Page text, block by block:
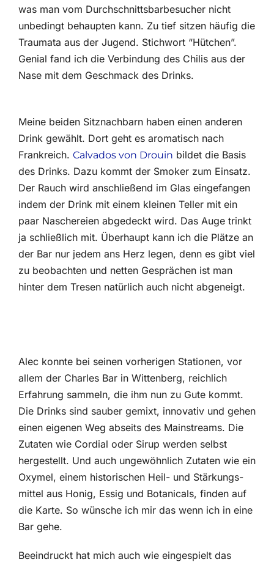
was man vom Durchschnittsbarbesucher nicht
unbedingt behaupten kann. Zu tief sitzen häufig die
Traumata aus der Jugend. Stichwort “Hütchen”.
Genial fand ich die Verbindung des Chilis aus der
Nase mit dem Geschmack des Drinks.
Meine beiden Sitznachbarn haben einen anderen
Drink gewählt. Dort geht es aromatisch nach
Frankreich. Calvados von Drouin bildet die Basis
des Drinks. Dazu kommt der Smoker zum Einsatz.
Der Rauch wird anschließend im Glas eingefangen
indem der Drink mit einem kleinen Teller mit ein
paar Naschereien abgedeckt wird. Das Auge trinkt
ja schließlich mit. Überhaupt kann ich die Plätze an
der Bar nur jedem ans Herz legen, denn es gibt viel
zu beobachten und netten Gesprächen ist man
hinter dem Tresen natürlich auch nicht abgeneigt.
Alec konnte bei seinen vorherigen Stationen, vor
allem der Charles Bar in Wittenberg, reichlich
Erfahrung sammeln, die ihm nun zu Gute kommt.
Die Drinks sind sauber gemixt, innovativ und gehen
einen eigenen Weg abseits des Mainstreams. Die
Zutaten wie Cordial oder Sirup werden selbst
hergestellt. Und auch ungewöhnlich Zutaten wie ein
Oxymel, einem historischen Heil- und Stärkungs­
mittel aus Honig, Essig und Botanicals, finden auf
die Karte. So wünsche ich mir das wenn ich in eine
Bar gehe.
Beeindruckt hat mich auch wie eingespielt das